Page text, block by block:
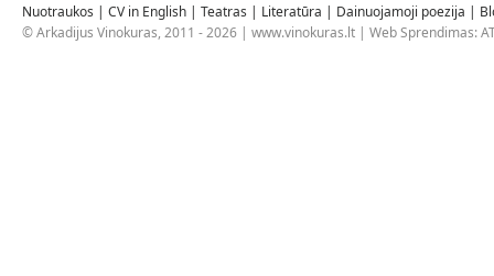
Nuotraukos | CV in English | Teatras | Literatūra | Dainuojamoji poezija |
© Arkadijus Vinokuras, 2011 - 2026 | www.vinokuras.lt | Web Sprendimas: